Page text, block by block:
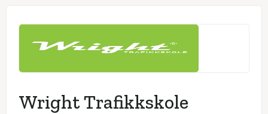
Wright Trafikkskole